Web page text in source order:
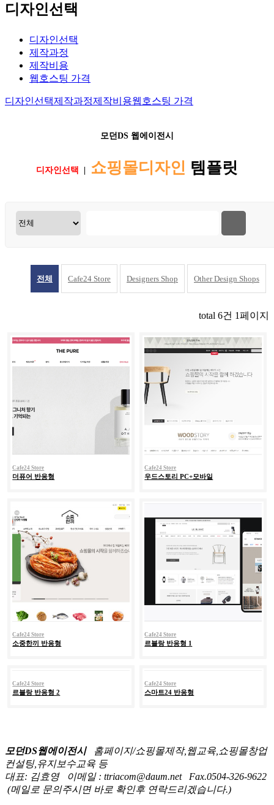
디자인선택
디자인선택
제작과정
제작비용
웹호스팅 가격
디자인선택제작과정제작비용웹호스팅 가격
모던DS 웹에이전시
디자인선택 | 쇼핑몰디자인 템플릿
전체 Cafe24 Store Designers Shop Other Design Shops
total 6건 1페이지
Cafe24 Store
더퓨어 반응형
Cafe24 Store
우드스토리 PC+모바일
Cafe24 Store
소중한끼 반응형
Cafe24 Store
르블랑 반응형 1
Cafe24 Store
르블랑 반응형 2
Cafe24 Store
스마트24 반응형
모던DS웹에이전시홈페이지/쇼핑몰제작,웹교육,쇼핑몰창업
컨설팅,유지보수교육 등
대표: 김효영
이메일 : ttriacom@daum.net
Fax.0504-326-9622
(메일로 문의주시면 바로 확인후 연락드리겠습니다.)